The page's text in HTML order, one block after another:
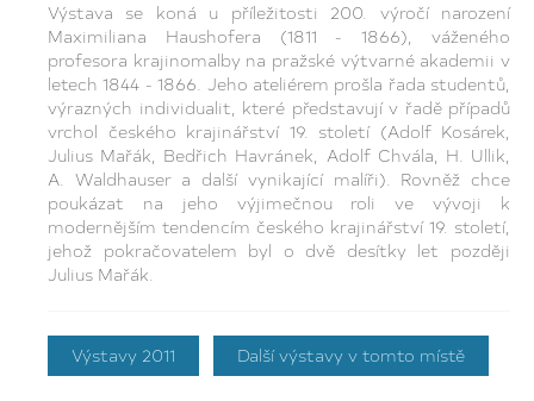
Výstava se koná u příležitosti 200. výročí narození
Maximiliana Haushofera (1811 - 1866), váženého
profesora krajinomalby na pražské výtvarné akademii v
letech 1844 - 1866. Jeho ateliérem prošla řada studentů,
výrazných individualit, které představují v řadě případů
vrchol českého krajinářství 19. století (Adolf Kosárek,
Julius Mařák, Bedřich Havránek, Adolf Chvála, H. Ullik,
A. Waldhauser a další vynikající malíři). Rovněž chce
poukázat na jeho výjimečnou roli ve vývoji k
modernějším tendencím českého krajinářství 19. století,
jehož pokračovatelem byl o dvě desítky let později
Julius Mařák.
Výstavy 2011 Další výstavy v tomto místě